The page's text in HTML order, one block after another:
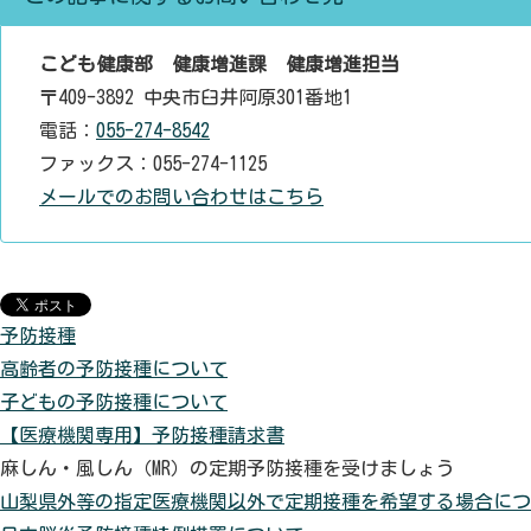
こども健康部 健康増進課 健康増進担当
〒409-3892 中央市臼井阿原301番地1
電話： 055-274-8542
ファックス：055-274-1125
メールでのお問い合わせはこちら
予防接種
高齢者の予防接種について
子どもの予防接種について
【医療機関専用】予防接種請求書
麻しん・風しん（MR）の定期予防接種を受けましょう
山梨県外等の指定医療機関以外で定期接種を希望する場合に